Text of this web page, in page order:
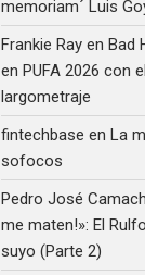
memoriam´ Luis
Frankie Ray en Bad
en PUFA 2026 con
largometraje
fintechbase en La
sofocos
Pedro José
me maten!»: El
suyo (Parte 2)